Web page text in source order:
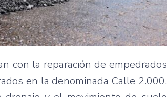
con la reparación de empedrados
en la denominada Calle 2.000,